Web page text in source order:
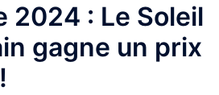
2024 : Le Soleil
gagne un prix